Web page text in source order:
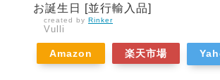
お誕生日 [並行輸入品]
created by Rinker
Vulli
Amazon 楽天市場